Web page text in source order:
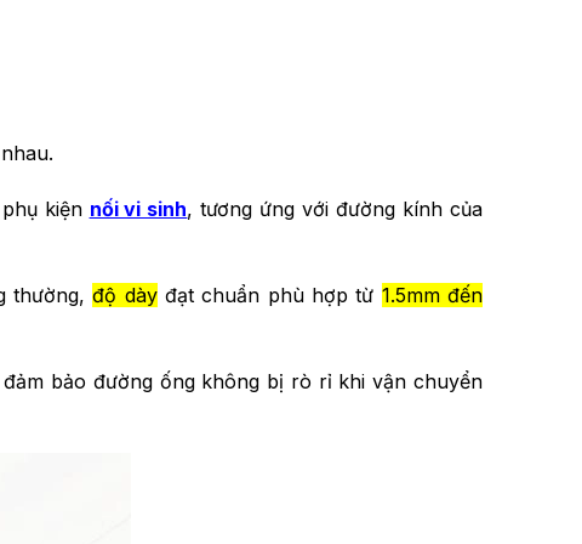
kiện nối vi sinh, tương ứng với đường kính của
thường,độ dàyđạt chuẩn phù hợp từ 1.5mm đến
bảo đường ống không bị rò rỉ khi vận chuyển